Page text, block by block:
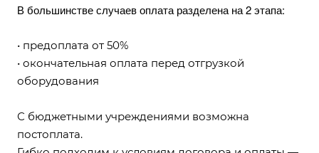
В большинстве случаев оплата разделена на 2 этапа:
• предоплата от 50%
• окончательная оплата перед отгрузкой
оборудования
С бюджетными учреждениями возможна
постоплата.